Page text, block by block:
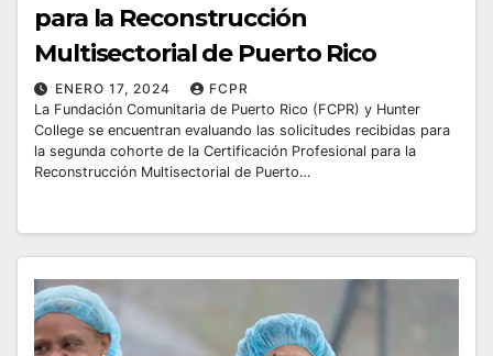
para la Reconstrucción
Multisectorial de Puerto Rico
ENERO 17, 2024
FCPR
La Fundación Comunitaria de Puerto Rico (FCPR) y Hunter
College se encuentran evaluando las solicitudes recibidas para
la segunda cohorte de la Certificación Profesional para la
Reconstrucción Multisectorial de Puerto…